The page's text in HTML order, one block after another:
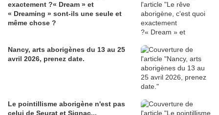
exactement ?« Dream » et
« Dreaming » sont-ils une seule et
même chose ?
Nancy, arts aborigènes du 13 au 25
avril 2026, prenez date.
Le pointillisme aborigène n'est pas
celui de Seurat et Signac...